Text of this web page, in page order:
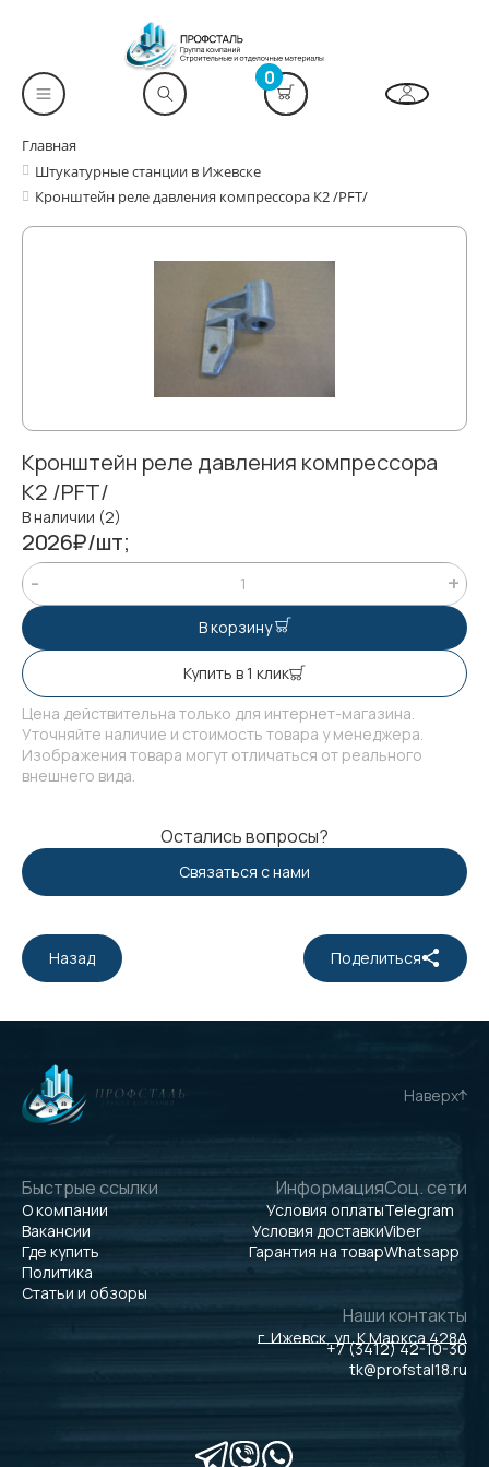
0
Главная
Штукатурные станции в Ижевске
Кронштейн реле давления компрессора К2 /PFT/
Кронштейн реле давления компрессора
К2 /PFT/
В наличии (2)
2026₽/шт;
В корзину
Купить в 1 клик
Цена действительна только для интернет-магазина.
Уточняйте наличие и стоимость товара у менеджера.
Изображения товара могут отличаться от реального
внешнего вида.
Остались вопросы?
Связаться с нами
Назад Поделиться
Наверх
Быстрые ссылки
О компании
Вакансии
Где купить
Политика
Статьи и обзоры
Информация
Условия оплаты
Условия доставки
Гарантия на товар
Соц. сети
Telegram
Viber
Whatsapp
Наши контакты
г. Ижевск, ул. К.Маркса 428А
+7 (3412) 42-10-30
tk@profstal18.ru